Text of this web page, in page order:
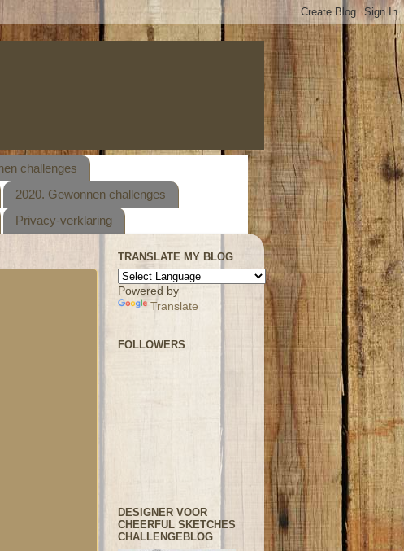
challenges
2020. Gewonnen challenges
Privacy-verklaring
TRANSLATE MY BLOG
Powered by
Translate
FOLLOWERS
DESIGNER VOOR
CHEERFUL SKETCHES
CHALLENGEBLOG